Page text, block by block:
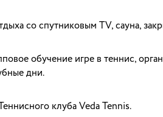
со спутниковым TV, сауна,
обучение игре в теннис,
дни.
клуба Veda Tennis.